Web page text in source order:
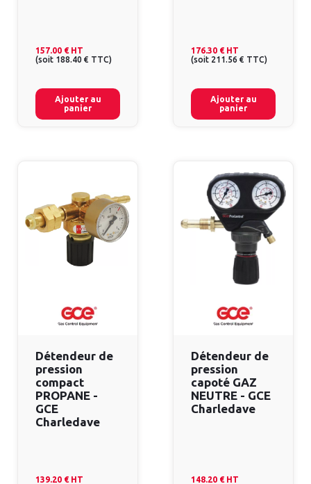
157.00 € HT
(soit 188.40 € TTC)
Ajouter au
panier
176.30 € HT
(soit 211.56 € TTC)
Ajouter au
panier
Détendeur de
pression
compact
PROPANE -
GCE
Charledave
139.20 € HT
Détendeur de
pression
capoté GAZ
NEUTRE - GCE
Charledave
148.20 € HT